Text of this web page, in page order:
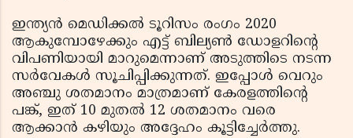
ഇന്ത്യന്‍ മെഡിക്കല്‍ ടൂറിസം രംഗം 2020
ആകുമ്പോഴേക്കും എട്ട് ബില്യണ്‍ ഡോളറിന്റെ
വിപണിയായി മാറുമെന്നാണ് അടുത്തിടെ നടന്ന
സര്‍വേകള്‍ സൂചിപ്പിക്കുന്നത്. ഇപ്പോള്‍ വെറും
അഞ്ചു ശതമാനം മാത്രമാണ് കേരളത്തിന്റെ
പങ്ക്, ഇത് 10 മുതല്‍ 12 ശതമാനം വരെ
ആക്കാന്‍ കഴിയും അദ്ദേഹം കൂട്ടിച്ചേര്‍ത്തു.